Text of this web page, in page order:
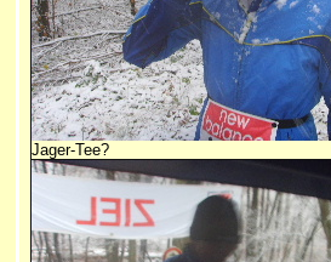
Jager-Tee?